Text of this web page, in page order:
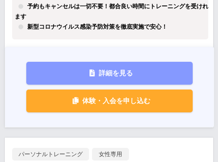
予約もキャンセルは一切不要！都合良い時間にトレーニングを受けれ
ます
新型コロナウイルス感染予防対策を徹底実施で安心！
詳細を見る
体験・入会を申し込む
パーソナルトレーニング 女性専用